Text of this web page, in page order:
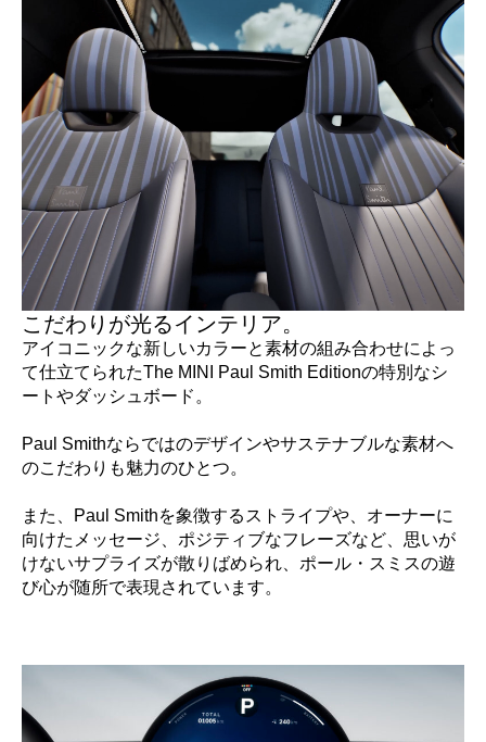
こだわりが光るインテリア。​
アイコニックな新しいカラーと素材の組み合わせによっ
て仕立てられたThe MINI Paul Smith Editionの特別なシ
ートやダッシュボード。
​Paul Smithならではのデザインやサステナブルな素材へ
のこだわりも魅力のひとつ。​
また、Paul Smithを象徴するストライプや、オーナーに
向けたメッセージ、ポジティブなフレーズなど、思いが
けないサプライズが散りばめられ、ポール・スミスの遊
び心が随所で表現されています。